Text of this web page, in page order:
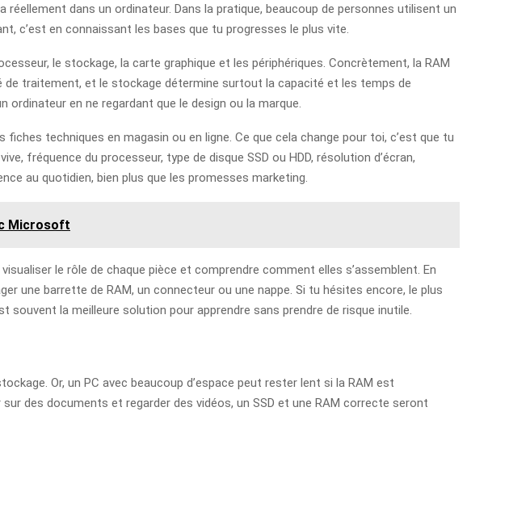
dans un ordinateur. Dans la pratique, beaucoup de personnes utilisent un
c’est en connaissant les bases que tu progresses le plus vite.
le stockage, la carte graphique et les périphériques. Concrètement, la RAM
traitement, et le stockage détermine surtout la capacité et les temps de
en ne regardant que le design ou la marque.
techniques en magasin ou en ligne. Ce que cela change pour toi, c’est que tu
fréquence du processeur, type de disque SSD ou HDD, résolution d’écran,
au quotidien, bien plus que les promesses marketing.
Microsoft
le rôle de chaque pièce et comprendre comment elles s’assemblent. En
une barrette de RAM, un connecteur ou une nappe. Si tu hésites encore, le plus
souvent la meilleure solution pour apprendre sans prendre de risque inutile.
Or, un PC avec beaucoup d’espace peut rester lent si la RAM est
des documents et regarder des vidéos, un SSD et une RAM correcte seront